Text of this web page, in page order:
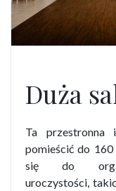
Duża
Ta przestronna
pomieścić do 160
się do
uroczystości,